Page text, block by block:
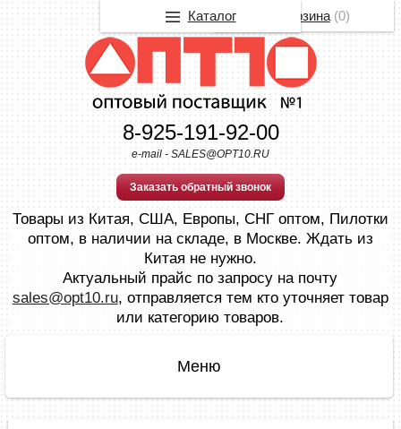
8-925-191-92-00
e-mail - SALES@OPT10.RU
Заказать обратный звонок
Товары из Китая, США, Европы, СНГ оптом, Пилотки
оптом, в наличии на складе, в Москве. Ждать из
Китая не нужно.
Актуальный прайс по запросу на почту
sales@opt10.ru, отправляется тем кто уточняет товар
или категорию товаров.
Корзина(0)
Каталог